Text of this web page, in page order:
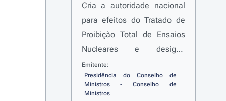
Cria a autoridade nacional
para efeitos do Tratado de
Proibição Total de Ensaios
Nucleares e designa
presidente daquela
autoridade nacional o
ministro plenipotenciário de
Emitente:
Presidência do Conselho de
Ministros - Conselho de
Ministros